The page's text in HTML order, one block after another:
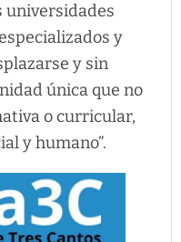
universidades
y
y sin
única que no
o curricular,
y humano”.